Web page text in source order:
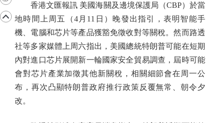
香港文匯報訊 美國海關及邊境保護局（CBP）於當
地時間上周五（4月11日）晚發出指引，表明智能手
機、電腦和芯片等產品獲豁免徵收對等關稅。然而路透
社等多家媒體上周六指出，美國總統特朗普可能在短期
內對進口芯片展開新一輪國家安全貿易調查，屆時可能
會對芯片產業加徵其他新關稅，相關細節會在周一公
布，再次凸顯特朗普政府推行政策反覆無常、朝令夕
改。